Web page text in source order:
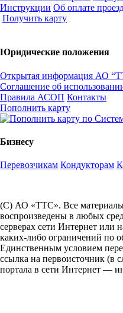
Инструкции Об оплате
Получить карту
Юридические положения
Открытая информация АО
Соглашение об
Правила АСОП Контакты
Пополнить карту
Бизнесу
Перевозчикам Кондукторам
(С) АО «ТТС». Все материалы
воспроизведены в любых
серверах сети Интернет или
каких-либо ограничений по
Единственным условием
ссылка на первоисточник (в
портала в сети Интернет —